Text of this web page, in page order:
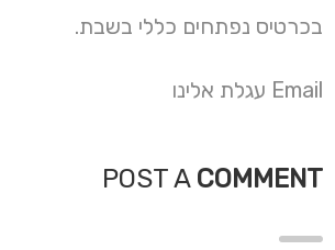
בכרטיס נפתחים כללי בשבת.
Email עגלת אלינו
POST A COMMENT